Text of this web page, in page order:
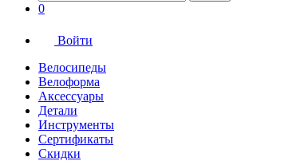
0
Войти
Велосипеды
Велоформа
Аксессуары
Детали
Инструменты
Сертификаты
Скидки